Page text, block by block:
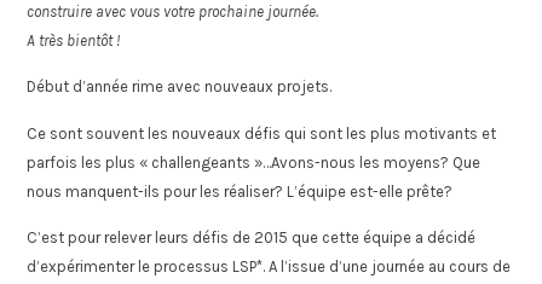
construire avec vous votre prochaine journée.
A très bientôt !
Début d’année rime avec nouveaux projets.
Ce sont souvent les nouveaux défis qui sont les plus motivants et
parfois les plus « challengeants »…Avons-nous les moyens? Que
nous manquent-ils pour les réaliser? L’équipe est-elle prête?
C’est pour relever leurs défis de 2015 que cette équipe a décidé
d’expérimenter le processus LSP*. A l’issue d’une journée au cours de